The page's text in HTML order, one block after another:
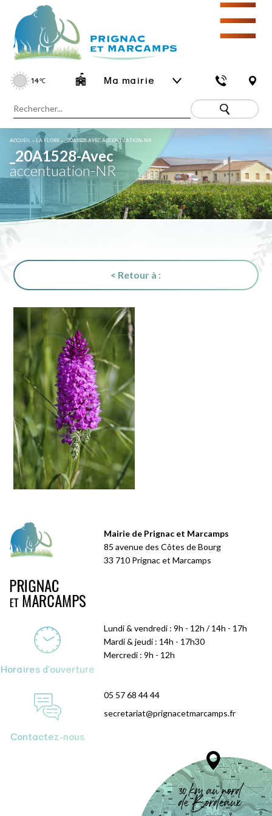
14℃ Ma mairie
☰
ACCUEIL » LA FLORE » _20A1528-AVEC ACCENTUATION-NR
_20A1528-Avec
accentuation-NR
< Retour à :
Mairie de Prignac et Marcamps
85 avenue des Côtes de Bourg
33 710 Prignac et Marcamps
Horaires d'ouverture
Lundi & vendredi : 9h - 12h / 14h - 17h
Mardi & jeudi : 14h - 17h30
Mercredi : 9h - 12h
Contactez-nous
05 57 68 44 44
secretariat@prignacetmarcamps.fr